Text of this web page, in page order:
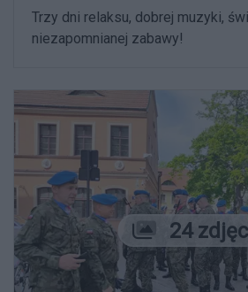
Trzy dni relaksu, dobrej muzyki,
niezapomnianej zabawy!
Liczba
24